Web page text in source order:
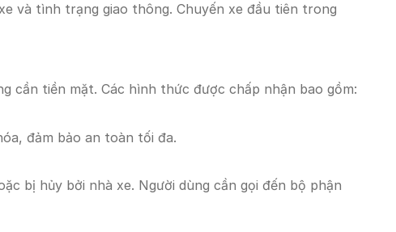
và tình trạng giao thông. Chuyến xe đầu tiên trong
cần tiền mặt. Các hình thức được chấp nhận bao gồm:
đảm bảo an toàn tối đa.
bị hủy bởi nhà xe. Người dùng cần gọi đến bộ phận